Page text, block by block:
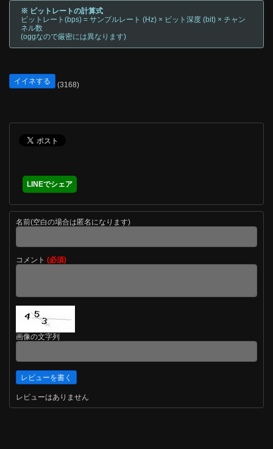
※ ビットレートの計算式
ビットレート(bps) = サンプルレート (Hz) × ビット深度 (bit) × チャン
ネル数
(oggなので厳密には異なります)
イイネする (3168)
LINEでシェア
名前(空白の場合は匿名になります)
コメント (必須)
画像の文字列
レビューはありません